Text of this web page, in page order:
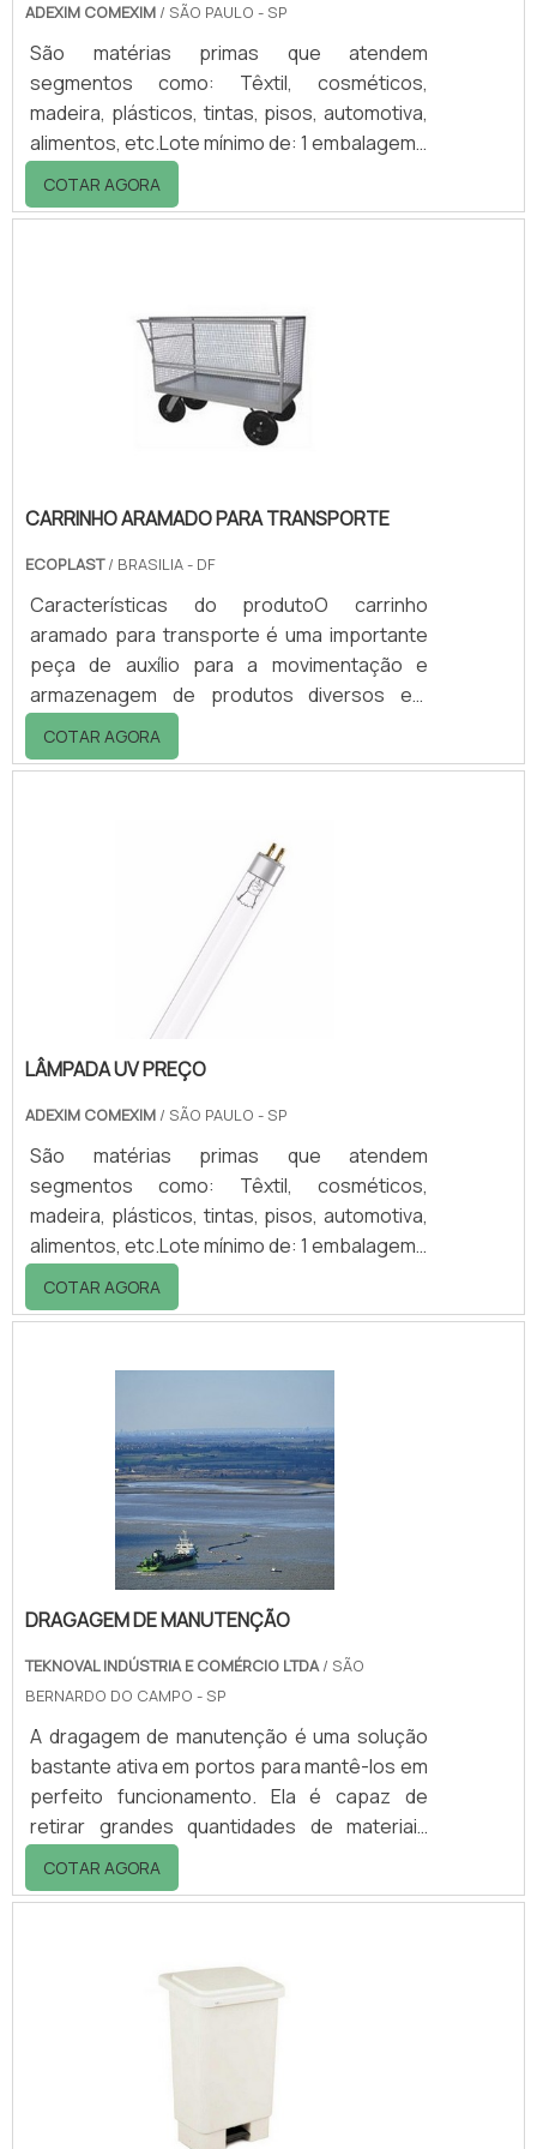
ADEXIM COMEXIM / SÃO PAULO - SP
São matérias primas que atendem
segmentos como: Têxtil, cosméticos,
madeira, plásticos, tintas, pisos, automotiva,
alimentos, etc.Lote mínimo de: 1 embalagem -
20kgO espessante tixotrópico é um produto
versátil, cada vez mais consumido no
principais modelos: ComGel 601, aplicado em
tinta látex convencional e texturizada,
adesivos, epóxi, tinta de impressão; ComGel
COTAR AGORA
CARRINHO ARAMADO PARA TRANSPORTE
ECOPLAST/ BRASILIA - DF
Características do produtoO carrinho
aramado para transporte é uma importante
peça de auxílio para a movimentação e
armazenagem de produtos diversos em
industrias, comércios dos mais diversos
tipos, entre outros ambientes.O carrinho
forma simples e rápida.A movimentação de
cargas é um acontecimento constante em
quase todo empreendimento, sendo
utilizado na maiorias das vezes para a
armazenagens e transportes de grand.
COTAR AGORA
LÂMPADA UV PREÇO
ADEXIM COMEXIM / SÃO PAULO - SP
São matérias primas que atendem
segmentos como: Têxtil, cosméticos,
madeira, plásticos, tintas, pisos, automotiva,
alimentos, etc.Lote mínimo de: 1 embalagem -
20kgA lâmpada UV é o investimento que toda
empresa que possui câmaras de teste UV
diminui com seu uso. Para que a lâmpada UV
relação custo-benefício, é preciso que haja
manutenção periódica para verificar o
estado em que a lâmpada se encontra, já
COTAR AGORA
DRAGAGEM DE MANUTENÇÃO
TEKNOVAL INDÚSTRIA E COMÉRCIO LTDA/ SÃO
BERNARDO DO CAMPO - SP
A dragagem de manutenção é uma solução
bastante ativa em portos para mantê-los em
perfeito funcionamento. Ela é capaz de
retirar grandes quantidades de materiais
contaminados de águas portuárias em
pouco tempo. Quando feita de maneira
portos. O processo obrigada que os
responsáveis possuam ampla abordagem e
conhecimento da dinâmica dos estuários, já
COTAR AGORA